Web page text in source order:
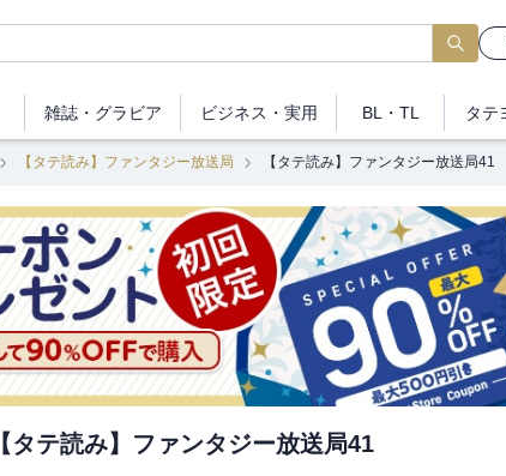
雑誌・ グラビア ビジネス ・実用 BL・TL タテ
【タテ読み】ファンタジー放送局 【タテ読み】ファンタジー放送局41
【タテ読み】ファンタジー放送局41